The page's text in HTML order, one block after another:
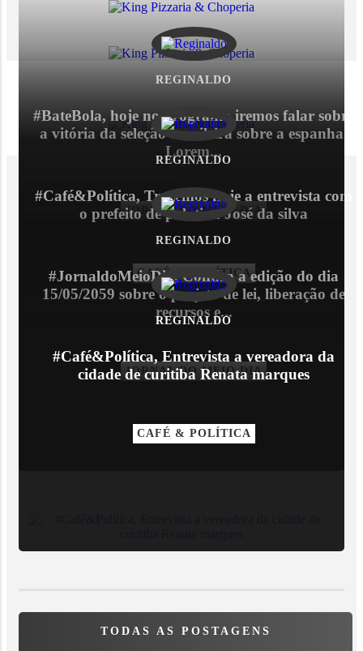
VEJA TAMBÉM
REGINALDO
#BateBola, hoje no programa iremos falar sobre
a vitória da seleção brasileira sobre a espanha.
Lorem...
JORNAL DO MEIO DIA
REGINALDO
#Café&Política, Trazemos hoje a entrevista com
o prefeito de palotina José da silva
CAFÉ & POLÍTICA
REGINALDO
#JornaldoMeioDia, Confira a edição do dia
15/05/2059 sobre o projeto de lei, liberação de
recursos e...
JORNAL DO MEIO DIA
REGINALDO
#Café&Política, Entrevista a vereadora da
cidade de curitiba Renata marques
CAFÉ & POLÍTICA
TODAS AS POSTAGENS